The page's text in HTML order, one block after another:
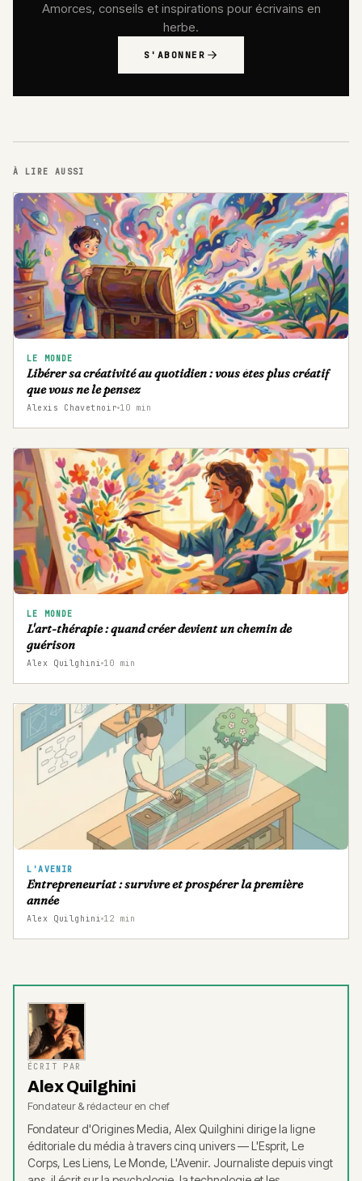
Amorces, conseils et inspirations pour écrivains en
herbe.
S'ABONNER
À LIRE AUSSI
LE MONDE
Libérer sa créativité au quotidien : vous êtes plus créatif
que vous ne le pensez
Alexis Chavetnoir 10 min
LE MONDE
L'art-thérapie : quand créer devient un chemin de
guérison
Alex Quilghini 10 min
L'AVENIR
Entrepreneuriat : survivre et prospérer la première
année
Alex Quilghini 12 min
ÉCRIT PAR
Alex Quilghini
Fondateur & rédacteur en chef
Fondateur d'Origines Media, Alex Quilghini dirige la ligne
éditoriale du média à travers cinq univers — L'Esprit, Le
Corps, Les Liens, Le Monde, L'Avenir. Journaliste depuis vingt